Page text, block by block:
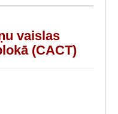
vaislas
(CACT)